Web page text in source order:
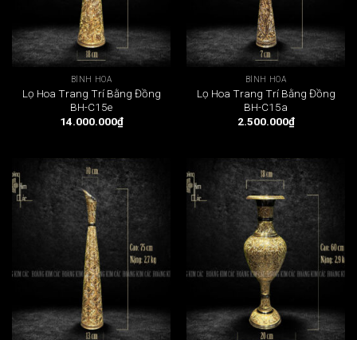
BÌNH HOA
Lọ Hoa Trang Trí Bằng Đồng
BH-C15e
14.000.000₫
BÌNH HOA
Lọ Hoa Trang Trí Bằng Đồng
BH-C15a
2.500.000₫